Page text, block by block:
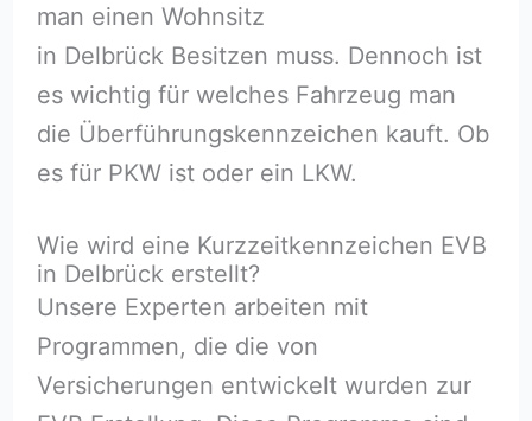
man einen Wohnsitz
in Delbrück Besitzen muss. Dennoch ist
es wichtig für welches Fahrzeug man
die Überführungskennzeichen kauft. Ob
es für PKW ist oder ein LKW.
Wie wird eine Kurzzeitkennzeichen EVB
in Delbrück erstellt?
Unsere Experten arbeiten mit
Programmen, die die von
Versicherungen entwickelt wurden zur